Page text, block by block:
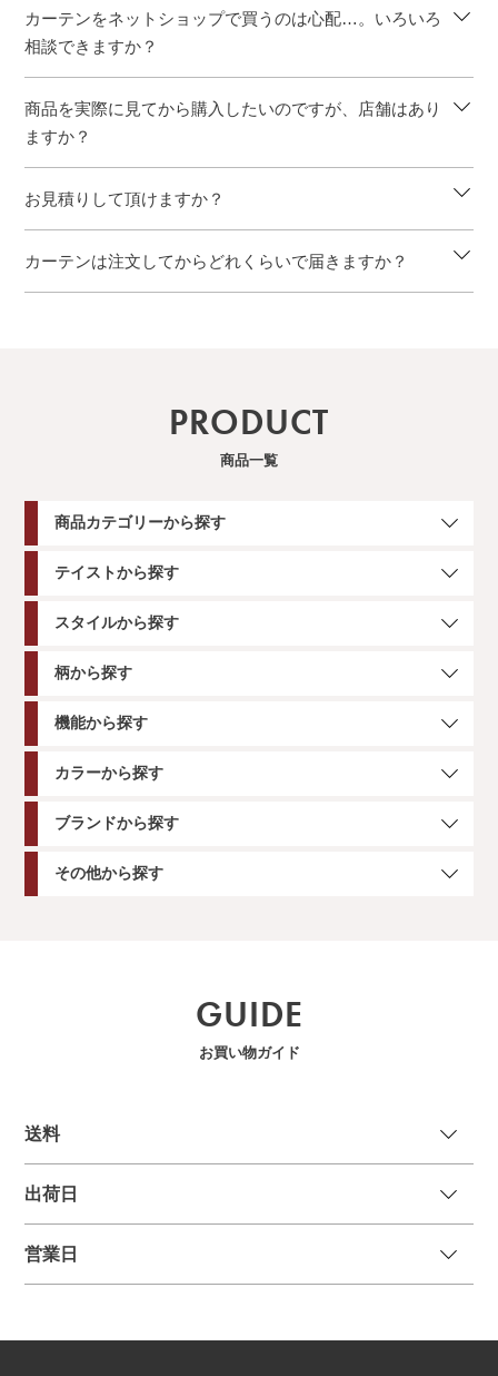
カーテンをネットショップで買うのは心配…。いろいろ
相談できますか？
商品を実際に見てから購入したいのですが、店舗はあり
ますか？
お見積りして頂けますか？
カーテンは注文してからどれくらいで届きますか？
PRODUCT
商品一覧
商品カテゴリーから探す
テイストから探す
スタイルから探す
柄から探す
機能から探す
カラーから探す
ブランドから探す
その他から探す
GUIDE
お買い物ガイド
送料
出荷日
営業日